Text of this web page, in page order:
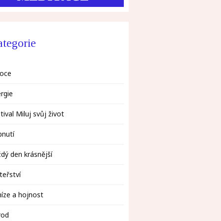
Miluj svůj život
den krásnější
a hojnost